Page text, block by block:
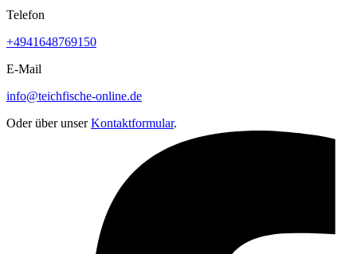
Telefon
+4941648769150
E-Mail
info@teichfische-online.de
Oder über unserKontaktformular.